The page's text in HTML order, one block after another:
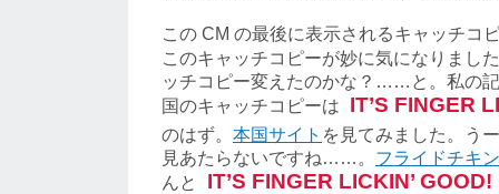
この CM の最後に表示されるキャッチコ
このキャッチコピーが妙に気になりまし
ッチコピー変えたのかな？……と。私の
国のキャッチコピーは
IT’S FINGER
のはず。 本国サイト を見てみました。う
見あたらないですね……。 フライドチキ
んと
IT’S FINGER LICKIN’ GOOD!